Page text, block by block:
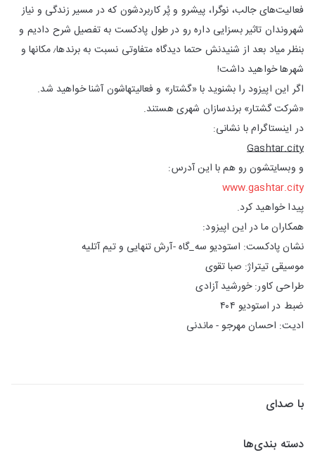
فعالیت‌های جالب، نوگرا، پیشرو و پُر کاربردشون که در مسیر زندگی و نیاز
شهروندان تاثیر بسزایی داره رو در طول پادکست به تفصیل شرح دادیم و
بنظر میاد بعد از شنیدنش حتما دیدگاه متفاوتی نسبت به برندها٫‌ مکانها و
شهرها خواهید داشت!
اگر این اپیزود را بشنوید با «گشتار» و فعالیتهاشون آشنا خواهید شد.
«شرکت گشتار» برندسازان شهری هستند.
در اینستاگرام با نشانی:
Gashtar.city
و وبسایتشون رو هم با این آدرس:
www.gashtar.city
پیدا خواهید کرد.
همکاران ما در این اپیزود:
نشان پادکست: استودیو سه_گاه -آرش تنهایی و تیم آتلیه
موسیقی تیتراژ: صبا تقوی
طراحی کاور: خورشيد آزادی
ضبط در استودیو ۴۰۴
ادیت: احسان مهرجو - ماندنی
با صدای
دسته بندی‌ها